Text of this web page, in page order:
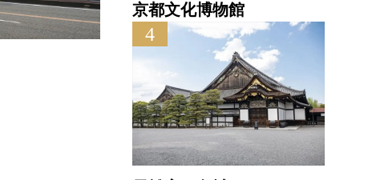
東和酒造有限会社
京都文化博物館
4